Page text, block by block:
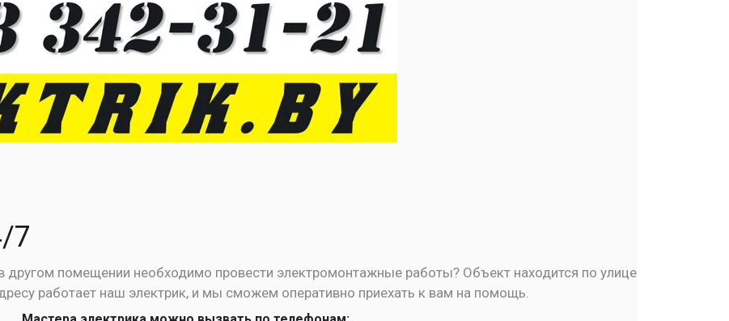
7
другом помещении необходимо провести электромонтажные работы? Объект находится по улице
работает наш электрик, и мы сможем оперативно приехать к вам на помощь.